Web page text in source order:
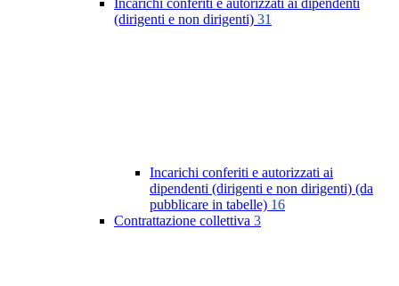
Incarichi conferiti e autorizzati ai dipendenti
(dirigenti e non dirigenti) 31
Incarichi conferiti e autorizzati ai
dipendenti (dirigenti e non dirigenti) (da
pubblicare in tabelle) 16
Contrattazione collettiva 3